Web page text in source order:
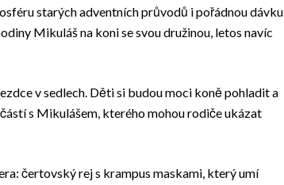
starých adventních průvodů i pořádnou dávku
Mikuláš na koni se svou družinou, letos navíc
v sedlech. Děti si budou moci koně pohladit a
s Mikulášem, kterého mohou rodiče ukázat
čertovský rej s krampus maskami, který umí